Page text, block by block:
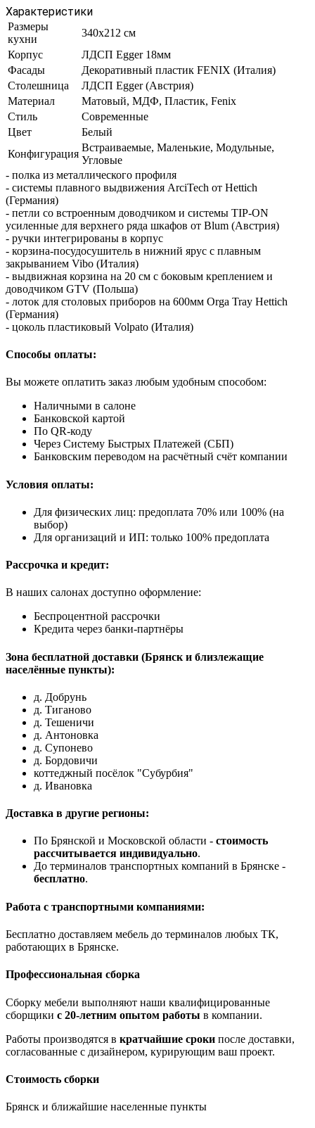
Характеристики
Размеры
кухни
340х212 см
Корпус
ЛДСП Egger 18мм
Фасады
Декоративный пластик FENIX (Италия)
Столешница
ЛДСП Egger (Австрия)
Материал
Матовый, МДФ, Пластик, Fenix
Стиль
Современные
Цвет
Белый
Конфигурация
Встраиваемые, Маленькие, Модульные,
Угловые
- полка из металлического профиля
- системы плавного выдвижения ArciTech от Hettich
(Германия)
- петли со встроенным доводчиком и системы TIP-ON
усиленные для верхнего ряда шкафов от Blum (Австрия)
- ручки интегрированы в корпус
- корзина-посудосушитель в нижний ярус с плавным
закрыванием Vibo (Италия)
- выдвижная корзина на 20 см с боковым креплением и
доводчиком GTV (Польша)
- лоток для столовых приборов на 600мм Orga Tray Hettich
(Германия)
- цоколь пластиковый Volpato (Италия)
Способы оплаты:
Вы можете оплатить заказ любым удобным способом:
Наличными в салоне
Банковской картой
По QR-коду
Через Систему Быстрых Платежей (СБП)
Банковским переводом на расчётный счёт компании
Условия оплаты:
Для физических лиц: предоплата 70% или 100% (на
выбор)
Для организаций и ИП: только 100% предоплата
Рассрочка и кредит:
В наших салонах доступно оформление:
Беспроцентной рассрочки
Кредита через банки-партнёры
Зона бесплатной доставки (Брянск и близлежащие
населённые пункты):
д. Добрунь
д. Тиганово
д. Тешеничи
д. Антоновка
д. Супонево
д. Бордовичи
коттеджный посёлок "Субурбия"
д. Ивановка
Доставка в другие регионы:
По Брянской и Московской области - стоимость
рассчитывается индивидуально.
До терминалов транспортных компаний в Брянске -
бесплатно.
Работа с транспортными компаниями:
Бесплатно доставляем мебель до терминалов любых ТК,
работающих в Брянске.
Профессиональная сборка
Сборку мебели выполняют наши квалифицированные
сборщики с 20-летним опытом работы в компании.
Работы производятся в кратчайшие сроки после доставки,
согласованные с дизайнером, курирующим ваш проект.
Стоимость сборки
Брянск и ближайшие населенные пункты